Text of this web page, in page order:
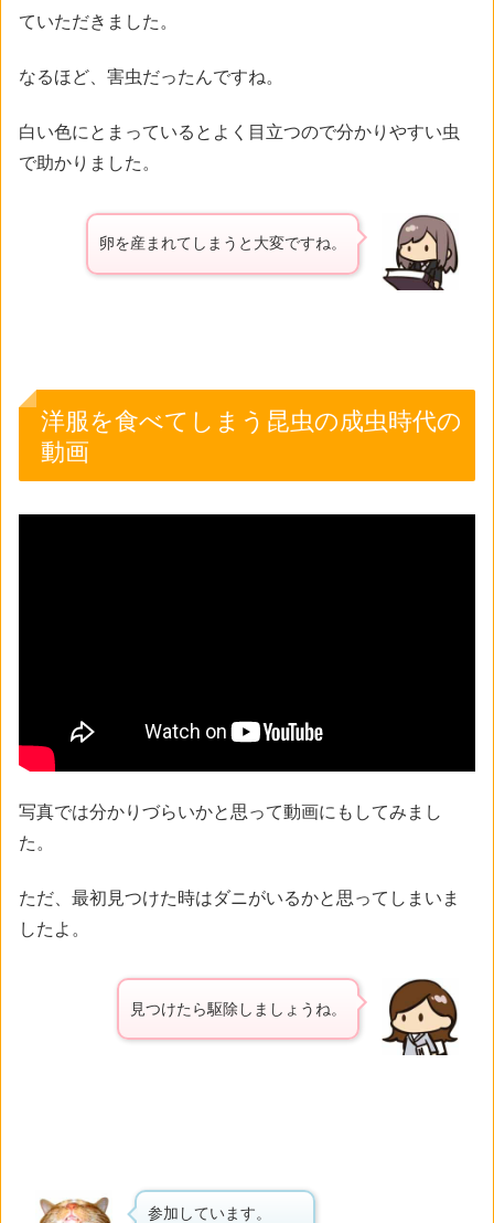
ていただきました。
なるほど、害虫だったんですね。
白い色にとまっているとよく目立つので分かりやすい虫
で助かりました。
卵を産まれてしまうと大変ですね。
洋服を食べてしまう昆虫の成虫時代の
動画
写真では分かりづらいかと思って動画にもしてみまし
た。
ただ、最初見つけた時はダニがいるかと思ってしまいま
したよ。
見つけたら駆除しましょうね。
参加しています。